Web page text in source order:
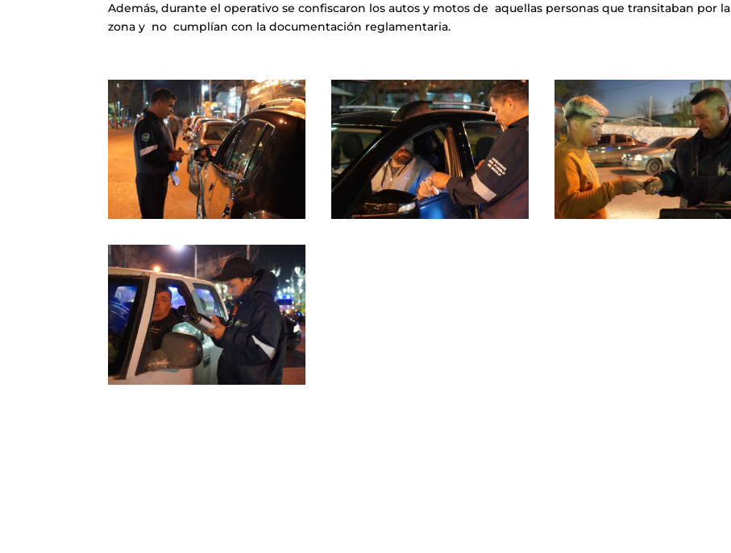
Además, durante el operativo se confiscaron los autos y motos de aquellas personas que transitaban por la
zona y no cumplían con la documentación reglamentaria.